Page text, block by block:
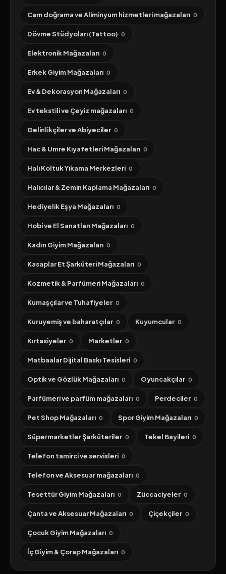
Cam doğrama ve Aliminyum hizmetleri mağazaları 0
Dövme Stüdyoları (Tattoo) 0
Elektronik Mağazaları 0
Erkek Giyim Mağazaları 0
Ev & Dekorasyon Mağazaları 0
Ev tekstili ve Çeyiz mağazaları 0
Gelinlikçiler ve Abiyeciler 0
Hac & Umre Kıyafetleri Mağazaları 0
Halı Koltuk Yıkama Merkezleri 0
Halıcılar & Zemin Kaplama Mağazaları 0
Hediyelik Eşya Mağazaları 0
Hobi ve El Sanatları Mağazaları 0
Kadın Giyim Mağazaları 0
Kasaplar Et Şarküteri Mağazaları 0
Kozmetik & Parfümeri Mağazaları 0
Kumaşçılar ve Tuhafiyeler 0
Kuruyemiş ve baharatçılar 0 Kuyumcular 0
Kırtasiyeler 0 Marketler 0
Matbaalar Dijital Baskı Tesisleri 0
Optik ve Gözlük Mağazaları 0 Oyuncakçılar 0
Parfümeri ve parfüm mağazaları 0 Perdeciler 0
Pet Shop Mağazaları 0 Spor Giyim Mağazaları 0
Süpermarketler Şarküteriler 0 Tekel Bayileri 0
Telefon tamirci ve servisleri 0
Telefon ve Aksesuar mağazaları 0
Tesettür Giyim Mağazaları 0 Züccaciyeler 0
Çanta ve Aksesuar Mağazaları 0 Çiçekçiler 0
Çocuk Giyim Mağazaları 0
İç Giyim & Çorap Mağazaları 0